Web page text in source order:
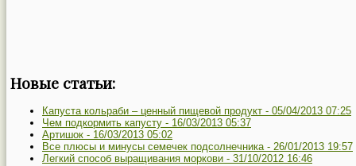
Новые статьи:
Капуста кольраби – ценный пищевой продукт - 05/04/2013 07:25
Чем подкормить капусту - 16/03/2013 05:37
Артишок - 16/03/2013 05:02
Все плюсы и минусы семечек подсолнечника - 26/01/2013 19:57
Легкий способ выращивания моркови - 31/10/2012 16:46